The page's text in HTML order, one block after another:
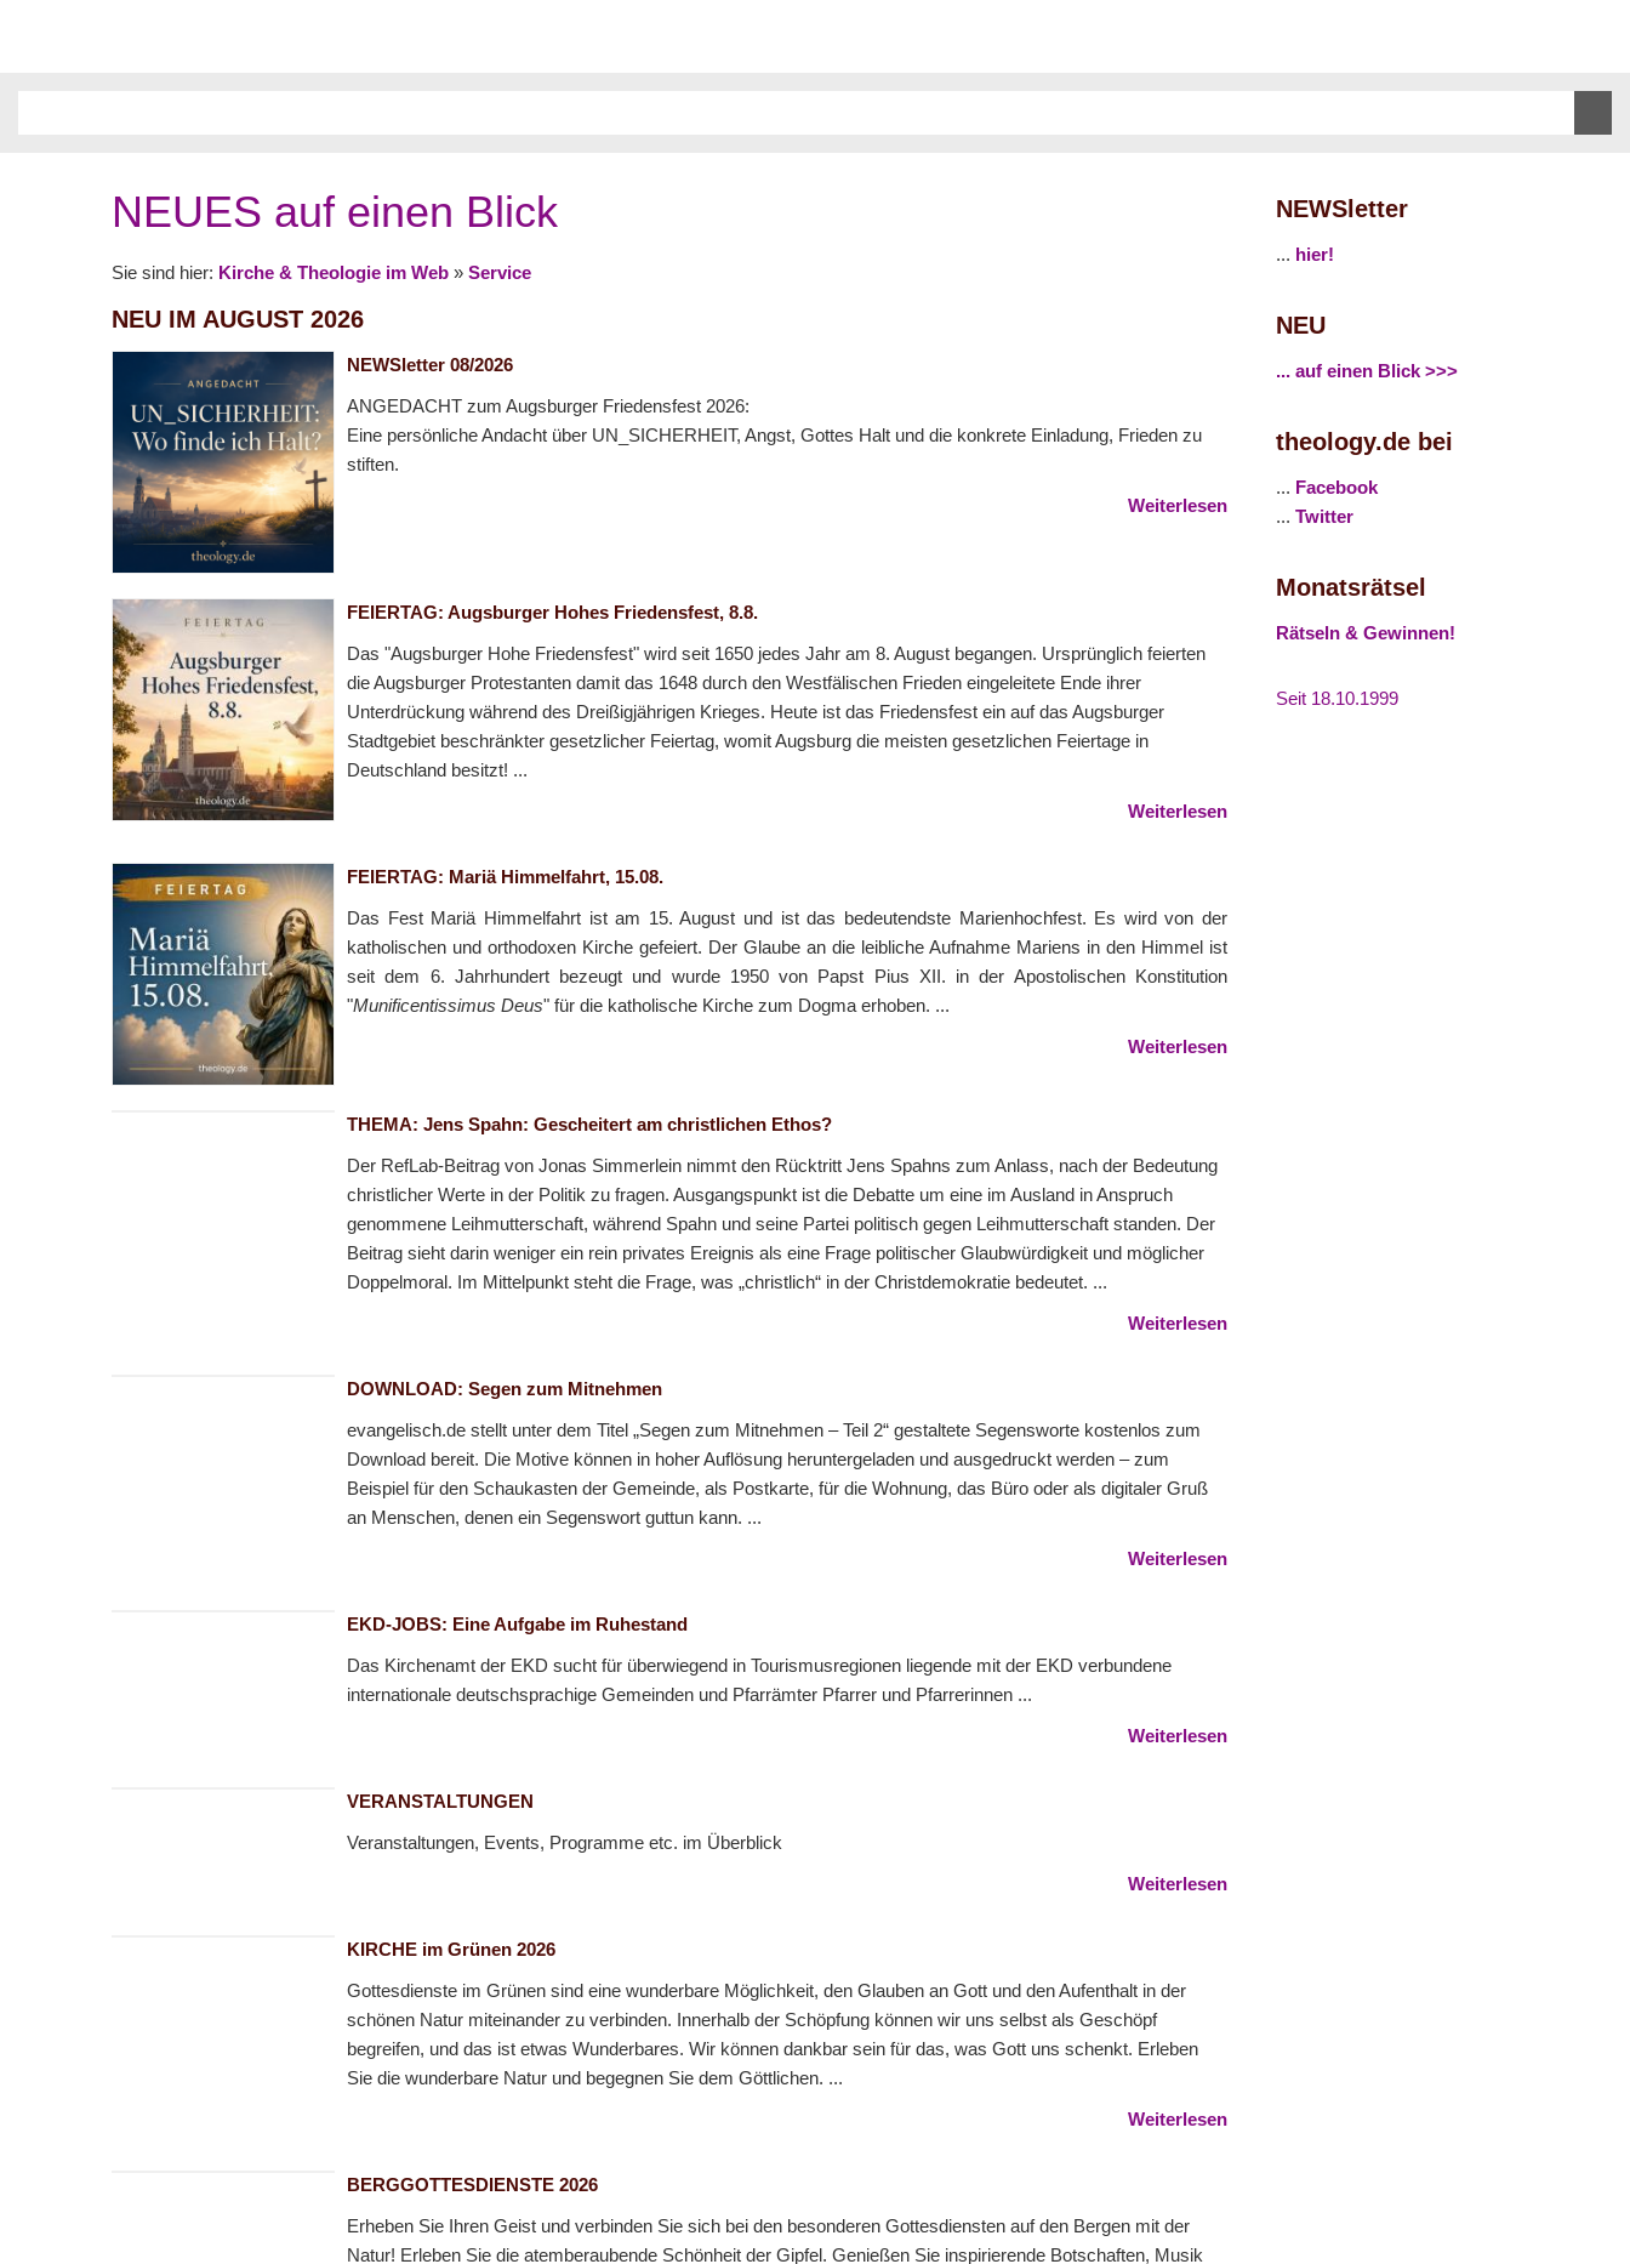
NEUES auf einen Blick
Sie sind hier: Kirche & Theologie im Web » Service
NEU IM AUGUST 2026
NEWSletter 08/2026
ANGEDACHT zum Augsburger Friedensfest 2026:
Eine persönliche Andacht über UN_SICHERHEIT, Angst, Gottes Halt und die konkrete Einladung, Frieden zu
stiften.
Weiterlesen
FEIERTAG: Augsburger Hohes Friedensfest, 8.8.
Das "Augsburger Hohe Friedensfest" wird seit 1650 jedes Jahr am 8. August begangen. Ursprünglich feierten
die Augsburger Protestanten damit das 1648 durch den Westfälischen Frieden eingeleitete Ende ihrer
Unterdrückung während des Dreißigjährigen Krieges. Heute ist das Friedensfest ein auf das Augsburger
Stadtgebiet beschränkter gesetzlicher Feiertag, womit Augsburg die meisten gesetzlichen Feiertage in
Deutschland besitzt! ...
Weiterlesen
FEIERTAG: Mariä Himmelfahrt, 15.08.
Das Fest Mariä Himmelfahrt ist am 15. August und ist das bedeutendste Marienhochfest. Es wird von der
katholischen und orthodoxen Kirche gefeiert. Der Glaube an die leibliche Aufnahme Mariens in den Himmel ist
seit dem 6. Jahrhundert bezeugt und wurde 1950 von Papst Pius XII. in der Apostolischen Konstitution
"Munificentissimus Deus" für die katholische Kirche zum Dogma erhoben. ...
Weiterlesen
THEMA: Jens Spahn: Gescheitert am christlichen Ethos?
Der RefLab-Beitrag von Jonas Simmerlein nimmt den Rücktritt Jens Spahns zum Anlass, nach der Bedeutung
christlicher Werte in der Politik zu fragen. Ausgangspunkt ist die Debatte um eine im Ausland in Anspruch
genommene Leihmutterschaft, während Spahn und seine Partei politisch gegen Leihmutterschaft standen. Der
Beitrag sieht darin weniger ein rein privates Ereignis als eine Frage politischer Glaubwürdigkeit und möglicher
Doppelmoral. Im Mittelpunkt steht die Frage, was „christlich“ in der Christdemokratie bedeutet. ...
Weiterlesen
DOWNLOAD: Segen zum Mitnehmen
evangelisch.de stellt unter dem Titel „Segen zum Mitnehmen – Teil 2“ gestaltete Segensworte kostenlos zum
Download bereit. Die Motive können in hoher Auflösung heruntergeladen und ausgedruckt werden – zum
Beispiel für den Schaukasten der Gemeinde, als Postkarte, für die Wohnung, das Büro oder als digitaler Gruß
an Menschen, denen ein Segenswort guttun kann. ...
Weiterlesen
EKD-JOBS: Eine Aufgabe im Ruhestand
Das Kirchenamt der EKD sucht für überwiegend in Tourismusregionen liegende mit der EKD verbundene
internationale deutschsprachige Gemeinden und Pfarrämter Pfarrer und Pfarrerinnen ...
Weiterlesen
VERANSTALTUNGEN
Veranstaltungen, Events, Programme etc. im Überblick
Weiterlesen
KIRCHE im Grünen 2026
Gottesdienste im Grünen sind eine wunderbare Möglichkeit, den Glauben an Gott und den Aufenthalt in der
schönen Natur miteinander zu verbinden. Innerhalb der Schöpfung können wir uns selbst als Geschöpf
begreifen, und das ist etwas Wunderbares. Wir können dankbar sein für das, was Gott uns schenkt. Erleben
Sie die wunderbare Natur und begegnen Sie dem Göttlichen. ...
Weiterlesen
BERGGOTTESDIENSTE 2026
Erheben Sie Ihren Geist und verbinden Sie sich bei den besonderen Gottesdiensten auf den Bergen mit der
Natur! Erleben Sie die atemberaubende Schönheit der Gipfel. Genießen Sie inspirierende Botschaften, Musik
NEWSletter
... hier!
NEU
... auf einen Blick >>>
theology.de bei
... Facebook
... Twitter
Monatsrätsel
Rätseln & Gewinnen!
Seit 18.10.1999